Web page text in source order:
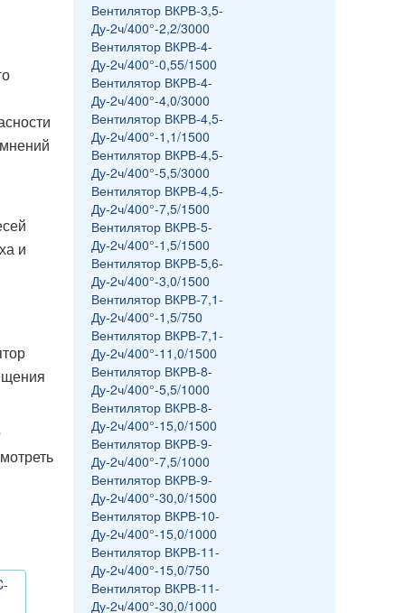
и
Вентилятор ВКРВ-3,5-
Ду-2ч/400°-2,2/3000
Вентилятор ВКРВ-4-
Ду-2ч/400°-0,55/1500
Вентилятор ВКРВ-4-
Ду-2ч/400°-4,0/3000
Вентилятор ВКРВ-4,5-
Ду-2ч/400°-1,1/1500
Вентилятор ВКРВ-4,5-
Ду-2ч/400°-5,5/3000
Вентилятор ВКРВ-4,5-
Ду-2ч/400°-7,5/1500
Вентилятор ВКРВ-5-
Ду-2ч/400°-1,5/1500
Вентилятор ВКРВ-5,6-
Ду-2ч/400°-3,0/1500
Вентилятор ВКРВ-7,1-
Ду-2ч/400°-1,5/750
Вентилятор ВКРВ-7,1-
Ду-2ч/400°-11,0/1500
Вентилятор ВКРВ-8-
Ду-2ч/400°-5,5/1000
Вентилятор ВКРВ-8-
Ду-2ч/400°-15,0/1500
Вентилятор ВКРВ-9-
Ду-2ч/400°-7,5/1000
Вентилятор ВКРВ-9-
Ду-2ч/400°-30,0/1500
Вентилятор ВКРВ-10-
Ду-2ч/400°-15,0/1000
Вентилятор ВКРВ-11-
Ду-2ч/400°-15,0/750
Вентилятор ВКРВ-11-
Ду-2ч/400°-30,0/1000